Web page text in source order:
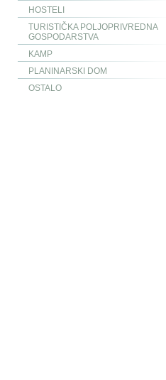
HOSTELI
TURISTIČKA POLJOPRIVREDNA
GOSPODARSTVA
KAMP
PLANINARSKI DOM
OSTALO